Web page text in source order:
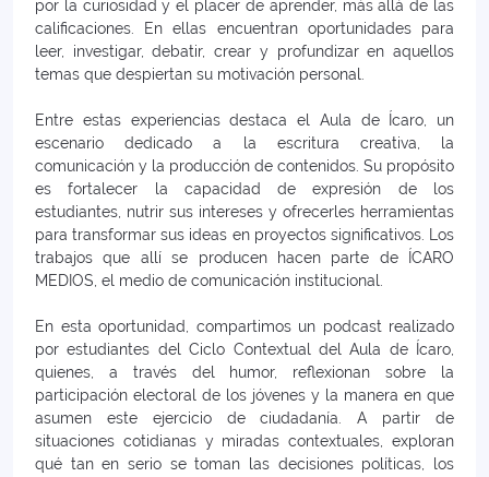
por la curiosidad y el placer de aprender, más allá de las
calificaciones. En ellas encuentran oportunidades para
leer, investigar, debatir, crear y profundizar en aquellos
temas que despiertan su motivación personal.
Entre estas experiencias destaca el Aula de Ícaro, un
escenario dedicado a la escritura creativa, la
comunicación y la producción de contenidos. Su propósito
es fortalecer la capacidad de expresión de los
estudiantes, nutrir sus intereses y ofrecerles herramientas
para transformar sus ideas en proyectos significativos. Los
trabajos que allí se producen hacen parte de ÍCARO
MEDIOS, el medio de comunicación institucional.
En esta oportunidad, compartimos un podcast realizado
por estudiantes del Ciclo Contextual del Aula de Ícaro,
quienes, a través del humor, reflexionan sobre la
participación electoral de los jóvenes y la manera en que
asumen este ejercicio de ciudadanía. A partir de
situaciones cotidianas y miradas contextuales, exploran
qué tan en serio se toman las decisiones políticas, los